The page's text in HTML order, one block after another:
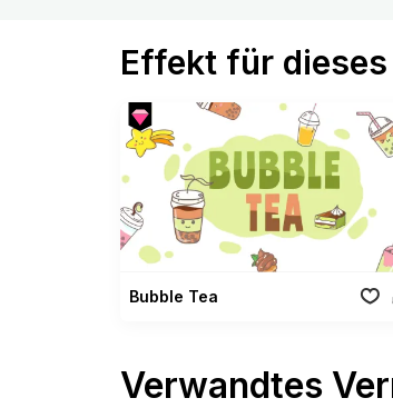
Effekt für dieses
Bubble Tea
Verwandtes